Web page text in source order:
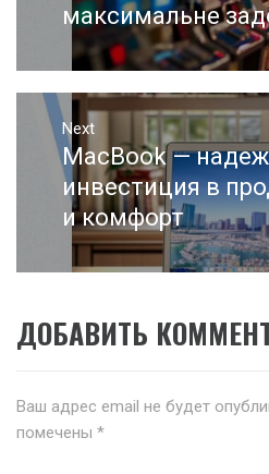
максимальне
Next
Next
post:
MacBook —
инвестиция в
и комфорт
ДОБАВИТЬ
Ваш адрес email не будет
помечены *